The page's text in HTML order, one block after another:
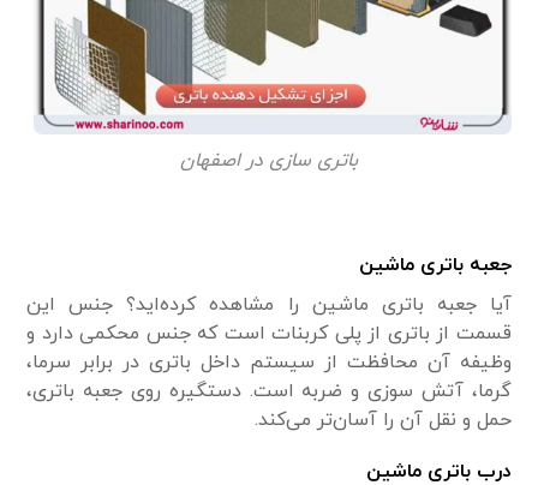
باتری سازی در اصفهان
جعبه باتری ماشین
آیا جعبه باتری ماشین را مشاهده کرده‌اید؟ جنس این
قسمت از باتری از پلی کربنات است که جنس محکمی دارد و
وظیفه آن محافظت از سیستم داخل باتری در برابر سرما،
گرما، آتش سوزی و ضربه است. دستگیره روی جعبه باتری،
حمل و نقل آن را آسان‌تر می‌کند.
درب باتری ماشین